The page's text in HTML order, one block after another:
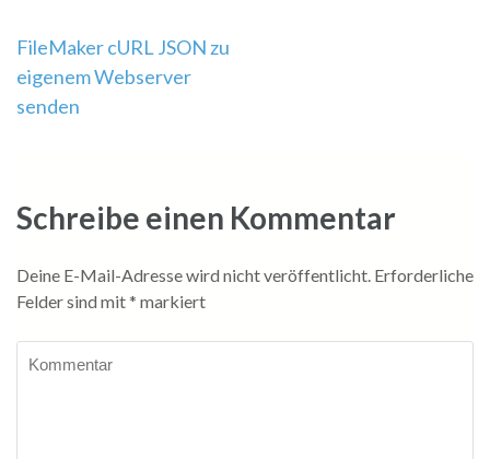
Beitragsnavigation
FileMaker cURL JSON zu
eigenem Webserver
senden
Schreibe einen Kommentar
Deine E-Mail-Adresse wird nicht veröffentlicht. Erforderliche
Felder sind mit* markiert